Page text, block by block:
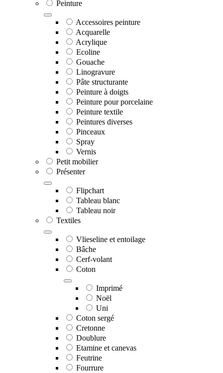
Peinture
Accessoires peinture
Acquarelle
Acrylique
Ecoline
Gouache
Linogravure
Pâte structurante
Peinture à doigts
Peinture pour porcelaine
Peinture textile
Peintures diverses
Pinceaux
Spray
Vernis
Petit mobilier
Présenter
Flipchart
Tableau blanc
Tableau noir
Textiles
Vlieseline et entoilage
Bâche
Cerf-volant
Coton
Imprimé
Noël
Uni
Coton sergé
Cretonne
Doublure
Etamine et canevas
Feutrine
Fourrure